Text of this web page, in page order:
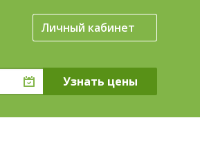
Личный кабинет